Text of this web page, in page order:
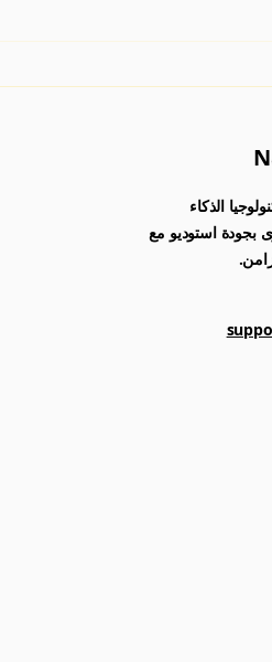
الذكاء
بجودة استوديو مع